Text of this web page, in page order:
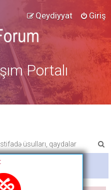
Giriş
Qeydiyyat
Portalı
üsulları, qaydalar
a